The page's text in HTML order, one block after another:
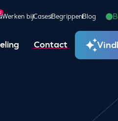
Werken bijCasesBegrippenBlog
Contact